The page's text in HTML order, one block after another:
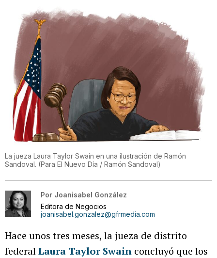
La jueza Laura Taylor Swain en una ilustración de Ramón
Sandoval. (Para El Nuevo Día / Ramón Sandoval)
Por Joanisabel González
Editora de Negocios
joanisabel.gonzalez@gfrmedia.com
Hace unos tres meses, la jueza de distrito
federalLaura Taylor Swain concluyó que los